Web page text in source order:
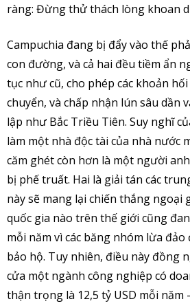
ràng: Đừng thử thách lòng khoan
Campuchia đang bị đẩy vào thế
con đường, và cả hai đều tiềm ẩn
tục như cũ, cho phép các khoản
chuyển, và chấp nhận lún sâu dần
lập như Bắc Triều Tiên. Suy nghĩ
làm một nhà độc tài của nhà nước
căm ghét còn hơn là một người
bị phế truất. Hai là giải tán các
này sẽ mang lại chiến thắng ngoại
quốc gia nào trên thế giới cũng
mỗi năm vì các băng nhóm lừa đảo
bảo hộ. Tuy nhiên, điều này đồng
cửa một ngành công nghiệp có
thận trọng là 12,5 tỷ USD mỗi năm